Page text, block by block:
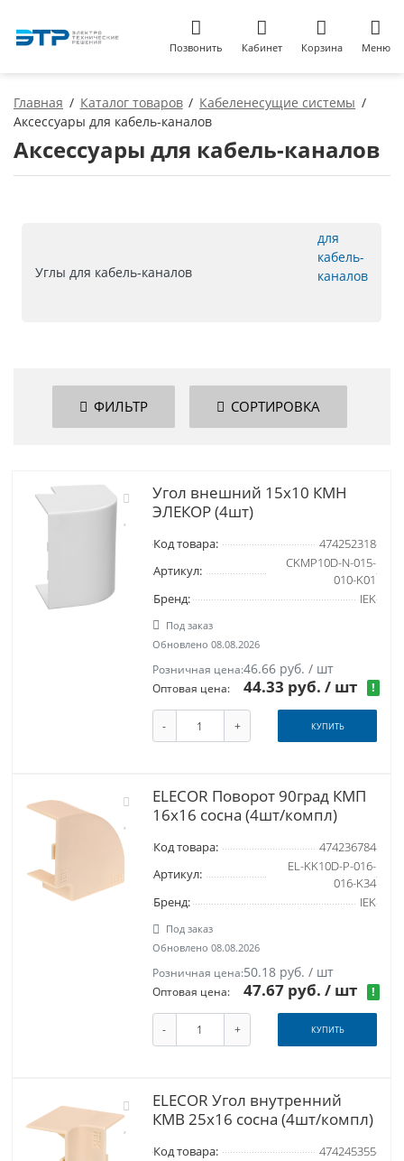
Позвонить Кабинет Корзина Меню
Главная Каталог товаров
Кабеленесущие системы
Аксессуары для кабель-каналов
Аксессуары для кабель-каналов
Углы для кабель-каналов
ФИЛЬТР СОРТИРОВКА
Угол внешний 15х10 КМН
ЭЛЕКОР (4шт)
Код товара:
474252318
Артикул:
CKMP10D-N-015-
010-K01
Бренд:
IEK
Под заказ
Обновлено 08.08.2026
Розничная цена:46.66 руб. / шт
Оптовая цена: 44.33 руб./ шт !
- + КУПИТЬ
ELECOR Поворот 90град КМП
16х16 сосна (4шт/компл)
Код товара:
474236784
Артикул:
EL-KK10D-P-016-
016-K34
Бренд:
IEK
Под заказ
Обновлено 08.08.2026
Розничная цена:50.18 руб. / шт
Оптовая цена: 47.67 руб./ шт !
- + КУПИТЬ
ELECOR Угол внутренний
КМВ 25х16 сосна (4шт/компл)
Код товара:
474245355